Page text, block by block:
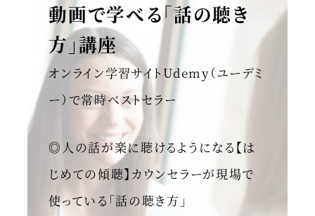
動画で学べる「話の聴き
方」講座
オンライン学習サイトUdemy（ユーデミ
ー）で常時ベストセラー
◎人の話が楽に聴けるようになる【は
じめての傾聴】カウンセラーが現場で
使っている「話の聴き方」